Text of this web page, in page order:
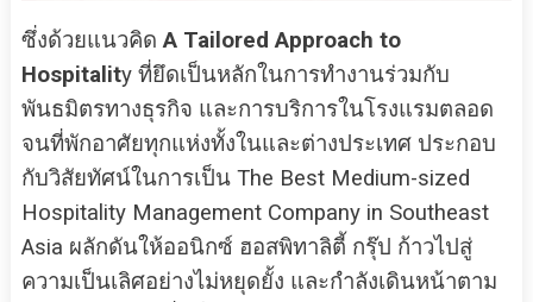
ซึ่งด้วยแนวคิดA Tailored Approach to
Hospitality ที่ยึดเป็นหลักในการทำงานร่วมกับ
พันธมิตรทางธุรกิจ และการบริการในโรงแรมตลอด
จนที่พักอาศัยทุกแห่งทั้งในและต่างประเทศ ประกอบ
กับวิสัยทัศน์ในการเป็น The Best Medium-sized
Hospitality Management Company in Southeast
Asia ผลักดันให้ออนิกซ์ ฮอสพิทาลิตี้ กรุ๊ป ก้าวไปสู่
ความเป็นเลิศอย่างไม่หยุดยั้ง และกำลังเดินหน้าตาม